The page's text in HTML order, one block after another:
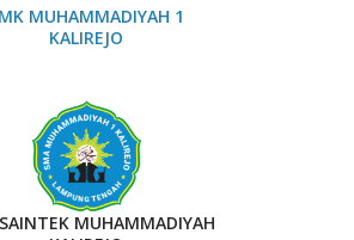
MUHAMMADIYAH 1
KALIREJO
MUHAMMADIYAH